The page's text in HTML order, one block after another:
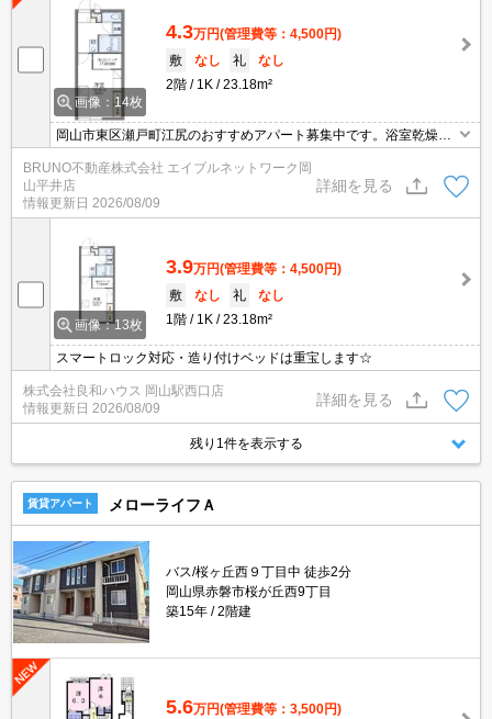
画像：14枚
4.3万円(管理費等：4,500円)
敷
なし 礼
なし
2階
1K 23.18m²
岡山市東区瀬戸町江尻のおすすめアパート募集中です。浴室乾燥機
BRUNO不動産株式会社 エイブルネットワーク岡
山平井店
情報更新日 2026/08/09
詳細を見る
画像：13枚
3.9万円(管理費等：4,500円)
敷
なし 礼
なし
1階
1K 23.18m²
スマートロック対応・造り付けベッドは重宝します☆
株式会社良和ハウス 岡山駅西口店
情報更新日 2026/08/09
詳細を見る
残り1件を表示する
賃貸アパート メローライフＡ
バス/桜ヶ丘西９丁目中 徒歩2分
岡山県赤磐市桜が丘西9丁目
築15年
2階建
5.6万円(管理費等：3,500円)